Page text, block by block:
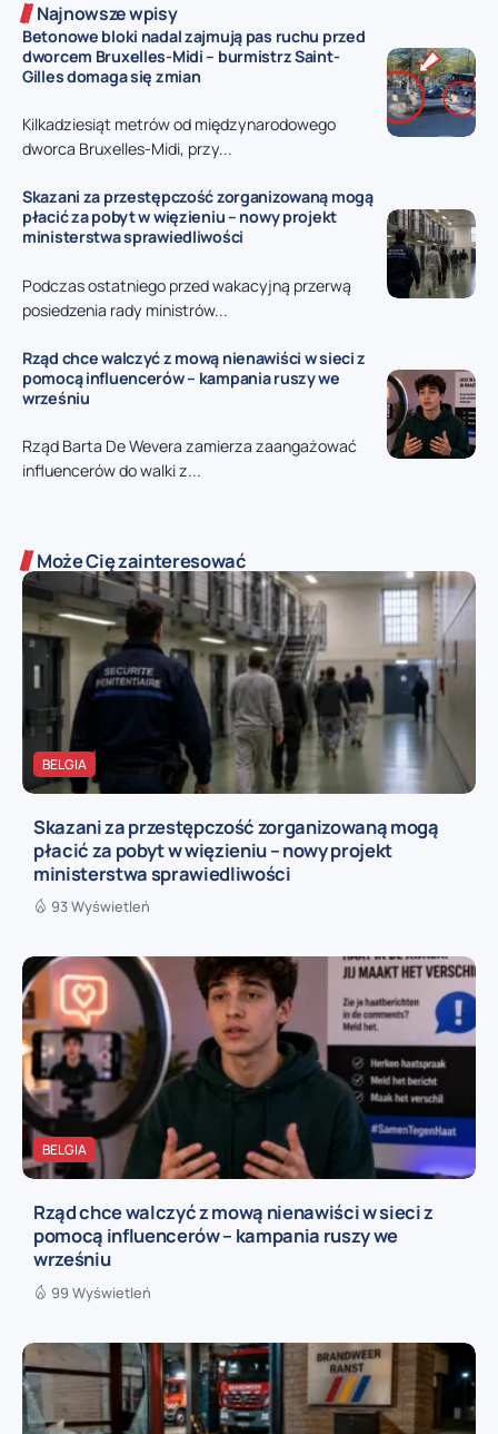
Najnowsze wpisy
Betonowe bloki nadal zajmują pas ruchu przed
dworcem Bruxelles-Midi – burmistrz Saint-
Gilles domaga się zmian
Kilkadziesiąt metrów od międzynarodowego
dworca Bruxelles-Midi, przy...
Skazani za przestępczość zorganizowaną mogą
płacić za pobyt w więzieniu – nowy projekt
ministerstwa sprawiedliwości
Podczas ostatniego przed wakacyjną przerwą
posiedzenia rady ministrów...
Rząd chce walczyć z mową nienawiści w sieci z
pomocą influencerów – kampania ruszy we
wrześniu
Rząd Barta De Wevera zamierza zaangażować
influencerów do walki z...
Może Cię zainteresować
BELGIA
Skazani za przestępczość zorganizowaną mogą
płacić za pobyt w więzieniu – nowy projekt
ministerstwa sprawiedliwości
93 Wyświetleń
BELGIA
Rząd chce walczyć z mową nienawiści w sieci z
pomocą influencerów – kampania ruszy we
wrześniu
99 Wyświetleń